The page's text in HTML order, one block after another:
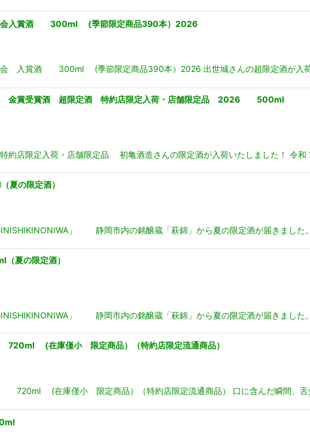
入賞酒 300ml (季節限定商品390本）2026
入賞酒 300ml (季節限定商品390本）2026 出世城さんの超限定酒が入荷
金賞受賞酒 超限定酒 特約店限定入荷・店舗限定品 2026 500ml
店限定入荷・店舗限定品 初亀酒造さんの限定酒が入荷いたしました！ 令
の限定酒）
」 静岡市内の銘醸蔵「萩錦」から夏の限定酒が届きました
夏の限定酒）
」 静岡市内の銘醸蔵「萩錦」から夏の限定酒が届きました
(在庫僅小 限定商品）（特約店限定流通商品）
(在庫僅小 限定商品）（特約店限定流通商品） 口に含んだ瞬間、舌